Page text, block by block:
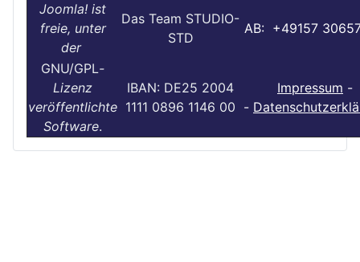
Joomla! ist
freie, unter
der
Das Team STUDIO-
STD
AB: +49157
GNU/GPL-
Lizenz
veröffentlichte
Software.
IBAN: DE25 2004
1111 0896 1146 00
Impressum -
-